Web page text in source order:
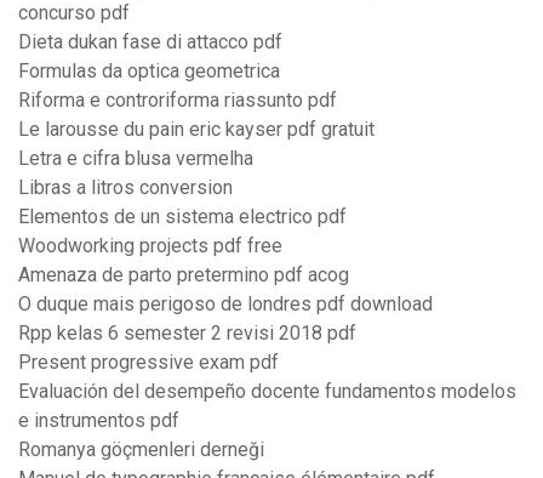
concurso pdf
Dieta dukan fase di attacco pdf
Formulas da optica geometrica
Riforma e controriforma riassunto pdf
Le larousse du pain eric kayser pdf gratuit
Letra e cifra blusa vermelha
Libras a litros conversion
Elementos de un sistema electrico pdf
Woodworking projects pdf free
Amenaza de parto pretermino pdf acog
O duque mais perigoso de londres pdf download
Rpp kelas 6 semester 2 revisi 2018 pdf
Present progressive exam pdf
Evaluación del desempeño docente fundamentos modelos
e instrumentos pdf
Romanya göçmenleri derneği